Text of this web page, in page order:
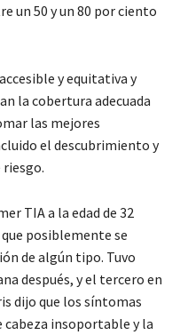
un 50 y un 80 por ciento
y equitativa y
la cobertura adecuada
las mejores
el descubrimiento y
TIA a la edad de 32
posiblemente se
de algún tipo. Tuvo
después, y el tercero en
dijo que los síntomas
cabeza insoportable y la